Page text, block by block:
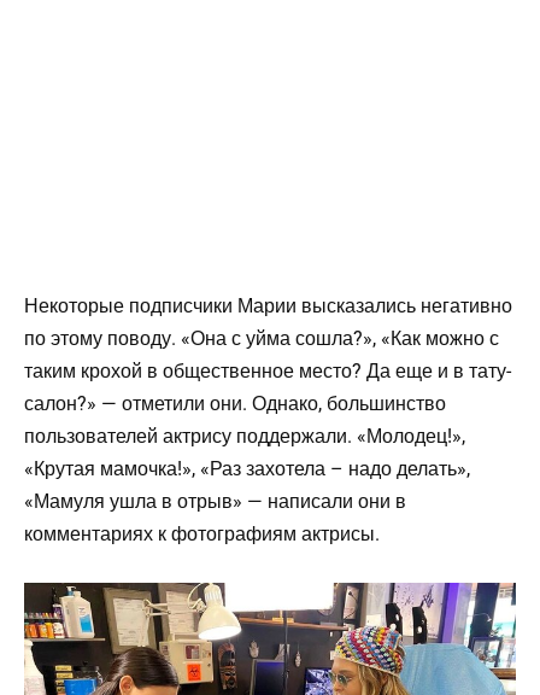
Некоторые подписчики Марии высказались негативно
по этому поводу. «Она с уйма сошла?», «Как можно с
таким крохой в общественное место? Да еще и в тату-
салон?» — отметили они. Однако, большинство
пользователей актрису поддержали. «Молодец!»,
«Крутая мамочка!», «Раз захотела – надо делать»,
«Мамуля ушла в отрыв» — написали они в
комментариях к фотографиям актрисы.